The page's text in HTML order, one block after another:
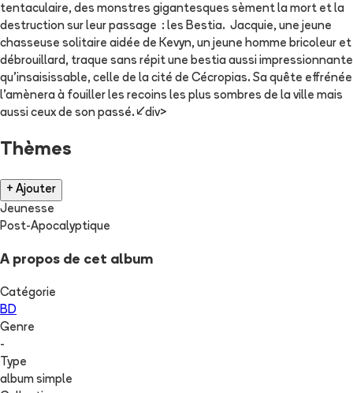
tentaculaire, des monstres gigantesques sèment la mort et la
destruction sur leur passage : les Bestia. Jacquie, une jeune
chasseuse solitaire aidée de Kevyn, un jeune homme bricoleur et
débrouillard, traque sans répit une bestia aussi impressionnante
qu’insaisissable, celle de la cité de Cécropias. Sa quête effrénée
l’amènera à fouiller les recoins les plus sombres de la ville mais
aussi ceux de son passé.</div>
Thèmes
+ Ajouter
Jeunesse
Post-Apocalyptique
A propos de cet album
Catégorie
BD
Genre
-
Type
album simple